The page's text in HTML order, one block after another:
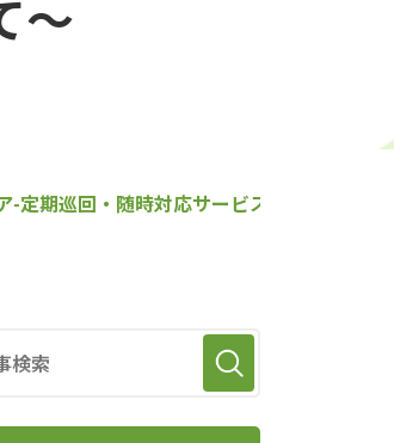
～
定期巡回・随時対応サービス業務支援シス